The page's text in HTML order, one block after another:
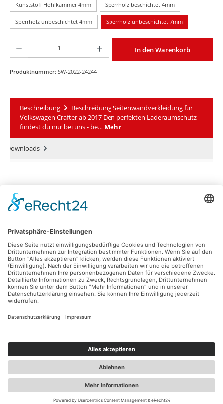
Kunststoff Hohlkammer 4mm
Sperrholz beschichtet 4mm
Sperrholz unbeschichtet 4mm Sperrholz unbeschichtet 7mm
In den Warenkorb
Produktnummer: SW-2022-24244
Beschreibung
Beschreibung Seitenwandverkleidung für
Volkswagen Crafter ab 2017 Den perfekten Laderaumschutz
findest du nur bei uns - be… Mehr
Downloads
Für den Laderaum
Anbauten
Entdecken
Abmessungen
Hotline
Individuelle Zahlungsmöglichkeiten
Impressum Datenschutz
AGB
© 2026 Vanprofis24 - Alle Rechte vorbehalten.